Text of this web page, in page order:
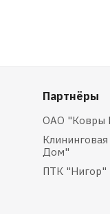
Партнёры
ОАО "Ковры
Дом"
ПТК "Нигор"